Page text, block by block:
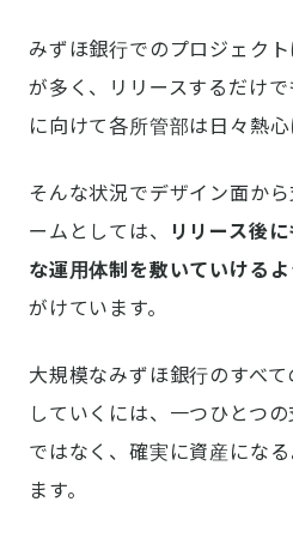
みずほ銀行でのプロジェク
が多く、リリースするだけ
に向けて各所管部は日々熱心
そんな状況でデザイン面か
ームとしては、
リリース後
な運用体制を敷いていける
がけています。
大規模なみずほ銀行のすべ
していくには、一つひとつ
ではなく、確実に資産にな
ます。